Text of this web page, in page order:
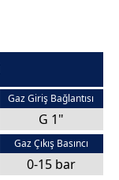
Gaz Giriş Bağlantısı
G 1"
Gaz Çıkış Basıncı
0-15 bar